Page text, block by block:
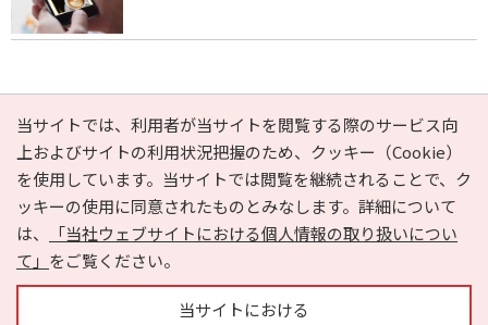
PAGE TOP
当サイトでは、利用者が当サイトを閲覧する際のサービス向
上およびサイトの利用状況把握のため、クッキー（Cookie）
を使用しています。当サイトでは閲覧を継続されることで、ク
ッキーの使用に同意されたものとみなします。詳細について
は、
「当社ウェブサイトにおける個人情報の取り扱いについ
て」 をご覧ください。
当サイトにおける
e-NAVITA（イーナビタ）とは？ お気に入り
ヘルプ
利用規約
個人情報の取り扱いについて
運営会社
サイトマップ
広告掲載に関するお問い合わせ